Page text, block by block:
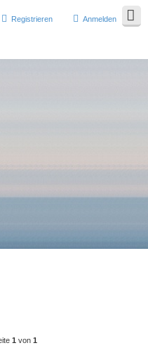
Anmelden
Registrieren
1 von 1